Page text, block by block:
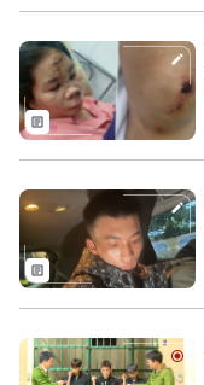
Đất đai
Kinh nghiệm
Tàu
Xe máy
Thị trường
Tuyển sinh
Hướng nghiệp
Tin tức
Di tích
Sức khỏe
Y tế
Dinh dưỡng
Tư vấn sức khỏe
Bóng đá
Quần vợt
Golf
Giải trí
Tin tức
Sao
Đã phát sóng